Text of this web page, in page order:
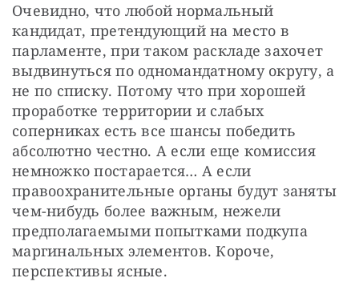
Очевидно, что любой нормальный
кандидат, претендующий на место в
парламенте, при таком раскладе захочет
выдвинуться по одномандатному округу, а
не по списку. Потому что при хорошей
проработке территории и слабых
соперниках есть все шансы победить
абсолютно честно. А если еще комиссия
немножко постарается… А если
правоохранительные органы будут заняты
чем-нибудь более важным, нежели
предполагаемыми попытками подкупа
маргинальных элементов. Короче,
перспективы ясные.